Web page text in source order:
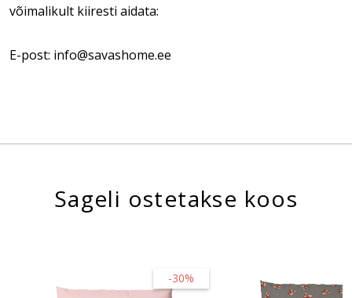
võimalikult kiiresti aidata:
E-post: info@savashome.ee
Sageli ostetakse koos
-30%